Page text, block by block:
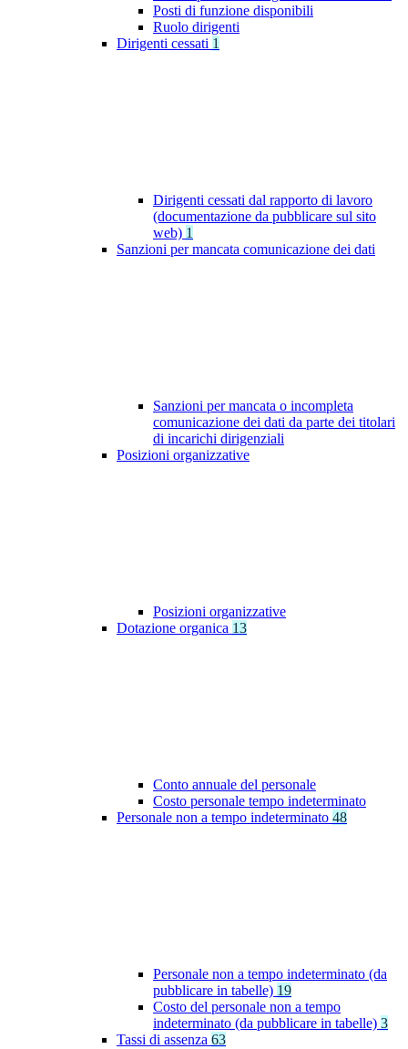
Posti di funzione disponibili
Ruolo dirigenti
Dirigenti cessati 1
Dirigenti cessati dal rapporto di lavoro
(documentazione da pubblicare sul sito
web) 1
Sanzioni per mancata comunicazione dei dati
Sanzioni per mancata o incompleta
comunicazione dei dati da parte dei titolari
di incarichi dirigenziali
Posizioni organizzative
Posizioni organizzative
Dotazione organica 13
Conto annuale del personale
Costo personale tempo indeterminato
Personale non a tempo indeterminato 48
Personale non a tempo indeterminato (da
pubblicare in tabelle) 19
Costo del personale non a tempo
indeterminato (da pubblicare in tabelle) 3
Tassi di assenza 63